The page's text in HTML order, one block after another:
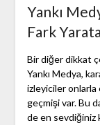
Yankı
Fark
Bir diğer dikkat
Yankı Medya,
izleyiciler
geçmişi var. Bu
de en sevdiğiniz